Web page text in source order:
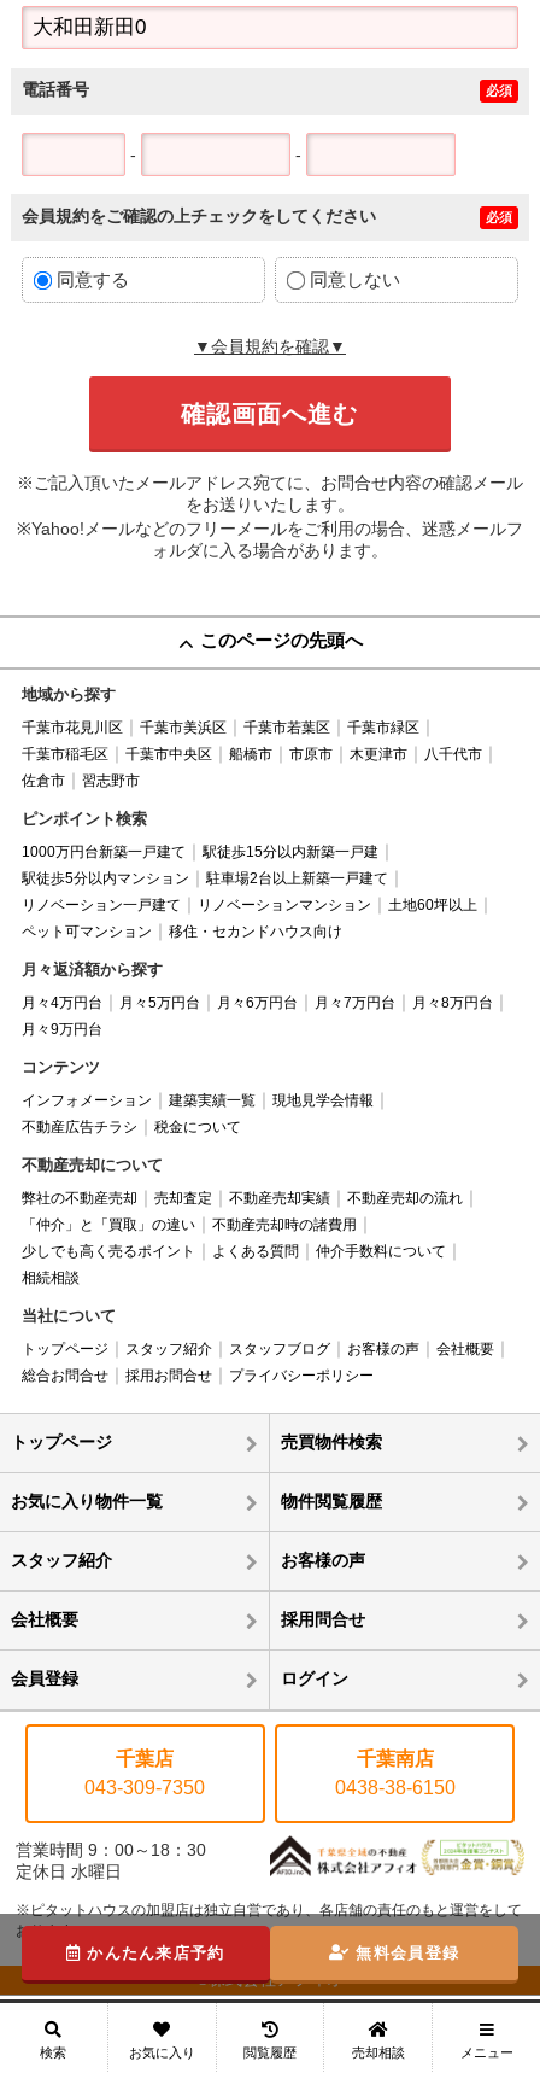
電話番号 必須
- -
会員規約をご確認の上チェックをしてください 必須
同意する 同意しない
▼会員規約を確認▼
※ご記入頂いたメールアドレス宛てに、お問合せ内容の確認メール
をお送りいたします。
※Yahoo!メールなどのフリーメールをご利用の場合、迷惑メールフ
ォルダに入る場合があります。
このページの先頭へ
地域から探す
千葉市花見川区 千葉市美浜区 千葉市若葉区
千葉市緑区
千葉市稲毛区
千葉市中央区 船橋市 市原市 木更津市
八千代市
佐倉市
習志野市
ピンポイント検索
1000万円台新築一戸建て
駅徒歩15分以内新築一戸建
駅徒歩5分以内マンション
駐車場2台以上新築一戸建て
リノベーション一戸建て
リノベーションマンション
土地60坪以上
ペット可マンション
移住・セカンドハウス向け
月々返済額から探す
月々4万円台 月々5万円台 月々6万円台 月々7万円台
月々8万円台
月々9万円台
コンテンツ
インフォメーション 建築実績一覧
現地見学会情報
不動産広告チラシ
税金について
不動産売却について
弊社の不動産売却 売却査定 不動産売却実績
不動産売却の流れ
「仲介」と「買取」の違い
不動産売却時の諸費用
少しでも高く売るポイント
よくある質問
仲介手数料について
相続相談
当社について
トップページ スタッフ紹介 スタッフブログ お客様の声
会社概要
総合お問合せ
採用お問合せ プライバシーポリシー
トップページ 売買物件検索
お気に入り物件一覧 物件閲覧履歴
スタッフ紹介 お客様の声
会社概要 採用問合せ
会員登録 ログイン
千葉店
043-309-7350
千葉南店
0438-38-6150
営業時間 9：00～18：30
定休日 水曜日
※ピタットハウスの加盟店は独立自営であり、各店舗の責任のもと運営をして
おります。
©株式会社アフィオ
かんたん来店予約 無料会員登録
検索 お気に入り 閲覧履歴 売却相談 メニュー